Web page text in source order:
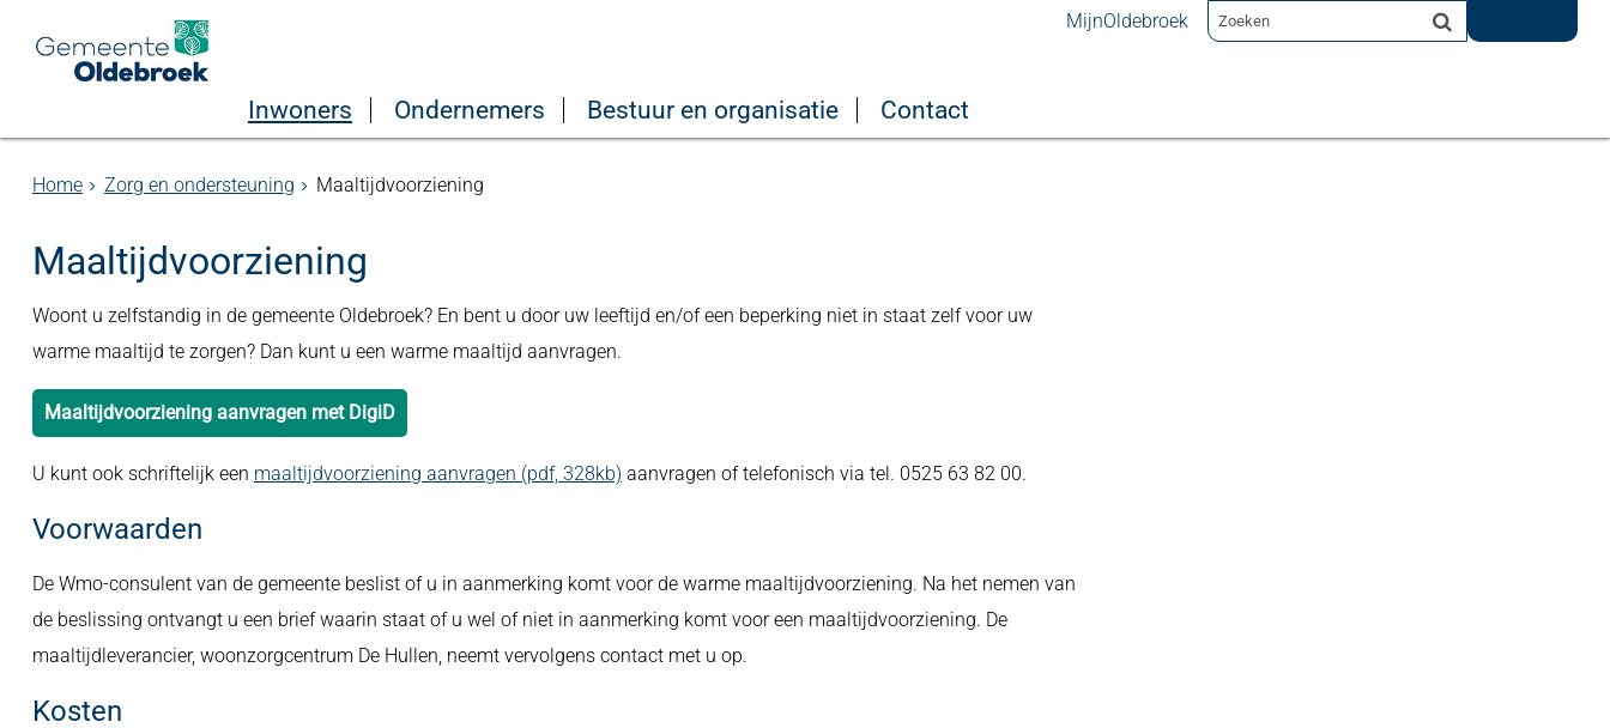
MijnOldebroek
Inwoners Ondernemers Bestuur en organisatie Contact
Home Zorg en ondersteuning Maaltijdvoorziening
Maaltijdvoorziening
Woont u zelfstandig in de gemeente Oldebroek? En bent u door uw leeftijd en/of een beperking niet in staat zelf voor uw
warme maaltijd te zorgen? Dan kunt u een warme maaltijd aanvragen.
Maaltijdvoorziening aanvragen met DigiD
U kunt ook schriftelijk een maaltijdvoorziening aanvragen (pdf, 328kb) aanvragen of telefonisch via tel. 0525 63 82 00.
Voorwaarden
De Wmo-consulent van de gemeente beslist of u in aanmerking komt voor de warme maaltijdvoorziening. Na het nemen van
de beslissing ontvangt u een brief waarin staat of u wel of niet in aanmerking komt voor een maaltijdvoorziening. De
maaltijdleverancier, woonzorgcentrum De Hullen, neemt vervolgens contact met u op.
Kosten